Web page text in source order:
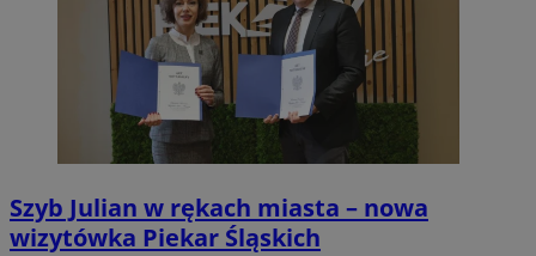
Szyb Julian w rękach miasta – nowa
wizytówka Piekar Śląskich